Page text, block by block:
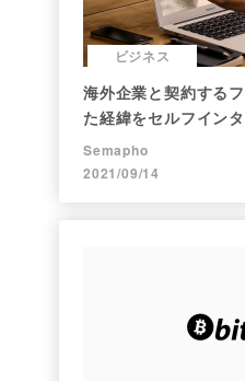
ビジネス
海外企業と契約する
た経緯をセルフイン
Semapho
2021/09/14